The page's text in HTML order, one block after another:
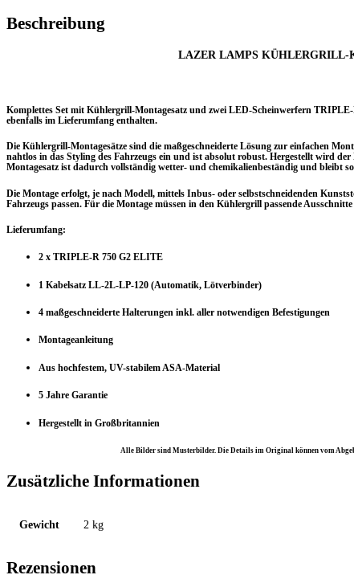
750
G2
Beschreibung
LAZER LAMPS KÜHLERGRILL-
Komplettes Set mit Kühlergrill-Montagesatz und zwei LED-Scheinwerfern
ebenfalls im Lieferumfang enthalten.
Die Kühlergrill-Montagesätze sind die maßgeschneiderte Lösung zur einfachen
nahtlos in das Styling des Fahrzeugs ein und ist absolut robust. Hergestellt wird
Montagesatz ist dadurch vollständig wetter- und chemikalienbeständig und bleibt
Die Montage erfolgt, je nach Modell, mittels Inbus- oder selbstschneidenden
Fahrzeugs passen. Für die Montage müssen in den Kühlergrill passende Ausschnitte
Lieferumfang:
2 x TRIPLE-R 750 G2 ELITE
1 Kabelsatz LL-2L-LP-120 (Automatik, Lötverbinder)
4 maßgeschneiderte Halterungen inkl. aller notwendigen Befestigungen
Montageanleitung
Aus hochfestem, UV-stabilem ASA-Material
5 Jahre Garantie
Hergestellt in Großbritannien
Alle Bilder sind Musterbilder. Die Details im Original können vom
Zusätzliche Informationen
Gewicht 2 kg
Rezensionen